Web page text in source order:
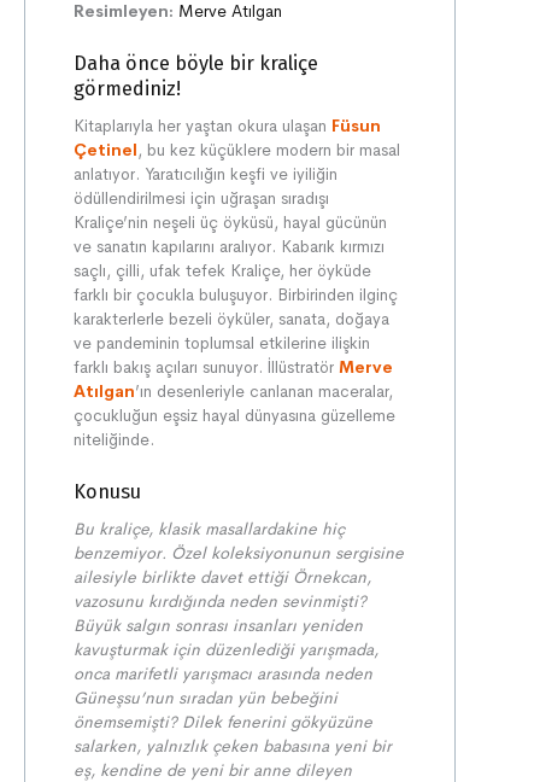
Resimleyen: Merve Atılgan
Daha önce böyle bir kraliçe
görmediniz!
Kitaplarıyla her yaştan okura ulaşan Füsun
Çetinel, bu kez küçüklere modern bir masal
anlatıyor. Yaratıcılığın keşfi ve iyiliğin
ödüllendirilmesi için uğraşan sıradışı
Kraliçe’nin neşeli üç öyküsü, hayal gücünün
ve sanatın kapılarını aralıyor. Kabarık kırmızı
saçlı, çilli, ufak tefek Kraliçe, her öyküde
farklı bir çocukla buluşuyor. Birbirinden ilginç
karakterlerle bezeli öyküler, sanata, doğaya
ve pandeminin toplumsal etkilerine ilişkin
farklı bakış açıları sunuyor. İllüstratör Merve
Atılgan’ın desenleriyle canlanan maceralar,
çocukluğun eşsiz hayal dünyasına güzelleme
niteliğinde.
Konusu
Bu kraliçe, klasik masallardakine hiç
benzemiyor. Özel koleksiyonunun sergisine
ailesiyle birlikte davet ettiği Örnekcan,
vazosunu kırdığında neden sevinmişti?
Büyük salgın sonrası insanları yeniden
kavuşturmak için düzenlediği yarışmada,
onca marifetli yarışmacı arasında neden
Güneşsu’nun sıradan yün bebeğini
önemsemişti? Dilek fenerini gökyüzüne
salarken, yalnızlık çeken babasına yeni bir
eş, kendine de yeni bir anne dileyen